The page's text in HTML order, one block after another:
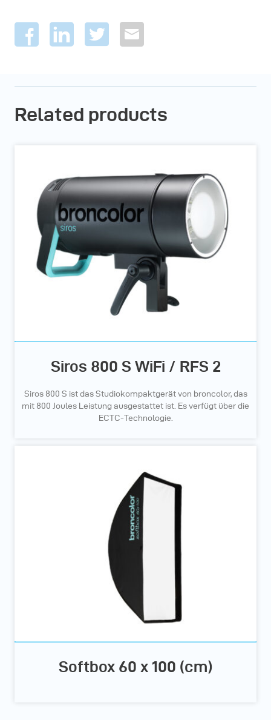
Related products
Siros 800 S WiFi / RFS 2
Siros 800 S ist das Studiokompaktgerät von broncolor, das
mit 800 Joules Leistung ausgestattet ist. Es verfügt über die
ECTC-Technologie.
Softbox 60 x 100 (cm)